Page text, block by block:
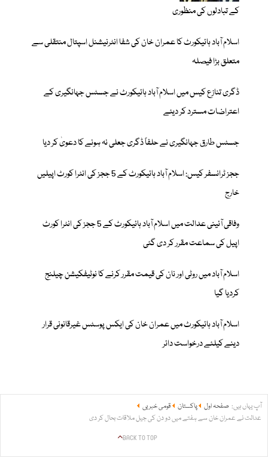
کے تبادلوں کی منظوری
اسلام آباد ہائیکورٹ کا عمران خان کی شفا انٹرنیشنل اسپتال منتقلی سے
متعلق بڑا فیصلہ
ڈگری تنازع کیس میں اسلام آباد ہائیکورٹ نے جسٹس جہانگیری کے
اعتراضات مسترد کر دیئے
جسٹس طارق جہانگیری نے حلفاً ڈگری جعلی نہ ہونے کا دعویٰ کر دیا
ججز ٹرانسفر کیس: اسلام آباد ہائیکورٹ کے 5 ججز کی انٹرا کورٹ اپیلیں
خارج
وفاقی آئینی عدالت میں اسلام آباد ہائیکورٹ کے 5 ججز کی انٹرا کورٹ
اپیل کی سماعت مقرر کر دی گئی
اسلام آباد میں روٹی اور نان کی قیمت مقرر کرنے کا نوٹیفکیشن چیلنج
کردیا گیا
اسلام آباد ہائیکورٹ میں عمران خان کی ایکس پوسٹس غیرقانونی قرار
دینے کیلئے درخواست دائر
آپ یہاں ہیں: صفحہ اول پاکستان
قومی خبریں
عدالت نے عمران خان سے ہفتے میں دو دن کی جیل ملاقات بحال کر دی
BACK TO TOP